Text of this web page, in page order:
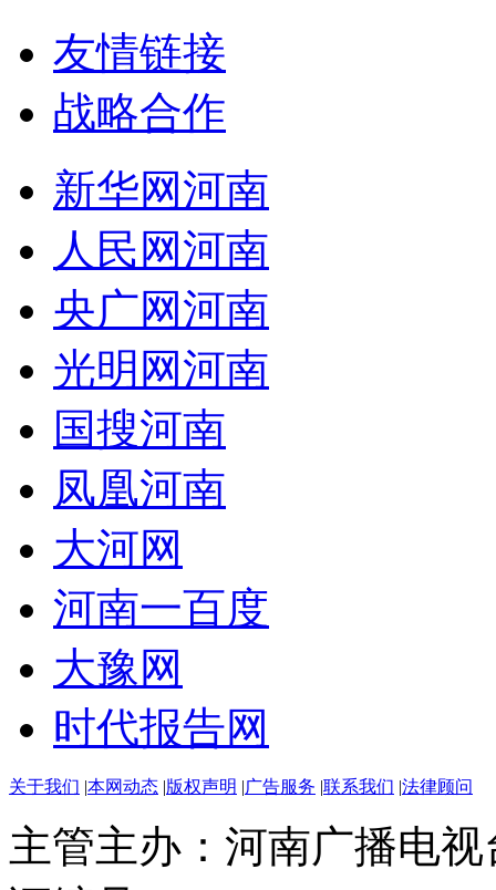
友情链接
战略合作
新华网河南
人民网河南
央广网河南
光明网河南
国搜河南
凤凰河南
大河网
河南一百度
大豫网
时代报告网
关于我们 本网动态 版权声明 广告服务 联系我们 法律顾问
主管主办：河南广播电